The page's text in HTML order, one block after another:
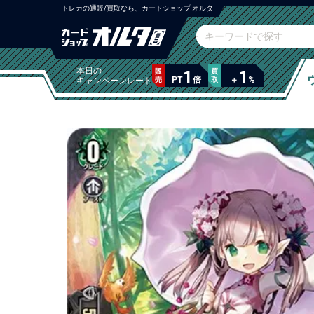
トレカの通販/買取なら、カードショップ オルタ
本日の
キャンペーンレート
販
売
PT1 倍
買
取
＋ 1 %